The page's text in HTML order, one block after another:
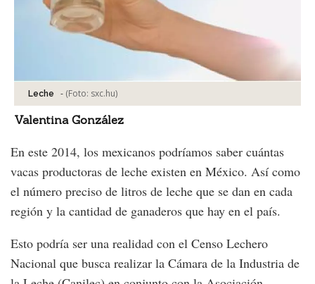
Leche - (Foto: sxc.hu)
Valentina González
En este 2014, los mexicanos podríamos saber cuántas
vacas productoras de leche existen en México. Así como
el número preciso de litros de leche que se dan en cada
región y la cantidad de ganaderos que hay en el país.
Esto podría ser una realidad con el Censo Lechero
Nacional que busca realizar la Cámara de la Industria de